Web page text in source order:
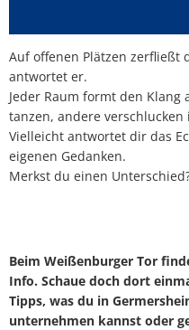
Auf offenen Plätzen zerfließt
antwortet er.
Jeder Raum formt den Klang
tanzen, andere verschlucken
Vielleicht antwortet dir das
eigenen Gedanken.
Merkst du einen
Beim Weißenburger Tor
Info. Schaue doch dort
Tipps, was du in
unternehmen kannst oder